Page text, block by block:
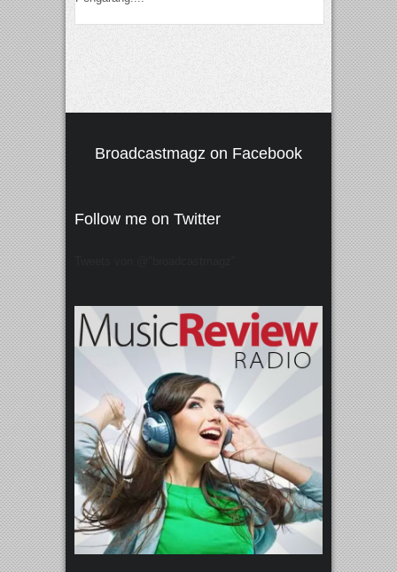
Broadcastmagz on Facebook
Follow me on Twitter